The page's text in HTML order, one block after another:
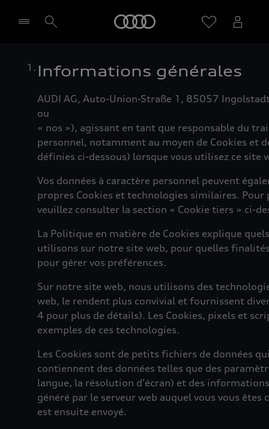
Sélectionner un Partenaire
Informations générales
AUDI AG, Auto-Union-Straße 1, 85057
ou
« nos »), agissant en tant que responsable du
personnel, notamment au moyen de Cookies et
définies ci-dessous) lorsque vous utilisez ce site
Vos données à caractère personnel peuvent
propres Cookies et technologies similaires.
veuillez consulter la section « Cookie tiers » ci-
La Politique en matière de Cookies explique
utilisons sur notre site web, pour quelles
pour gérer vos préférences.
Sur notre site web, nous utilisons des
web, le rendent plus convivial et fournissent
4 pour plus de détails). Les Cookies, pixels et
exemples de ces technologies.
Les Cookies sont de petits fichiers de données
contiennent des données telles que des
langue, la résolution d'écran) et des
généré par le serveur web auquel vous vous
est ensuite envoyé.